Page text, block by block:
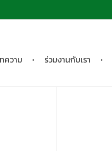
ความ ร่วมงานกับเรา